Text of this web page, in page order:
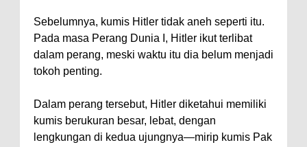
Sebelumnya, kumis Hitler tidak aneh seperti itu.
Pada masa Perang Dunia I, Hitler ikut terlibat
dalam perang, meski waktu itu dia belum menjadi
tokoh penting.
Dalam perang tersebut, Hitler diketahui memiliki
kumis berukuran besar, lebat, dengan
lengkungan di kedua ujungnya—mirip kumis Pak